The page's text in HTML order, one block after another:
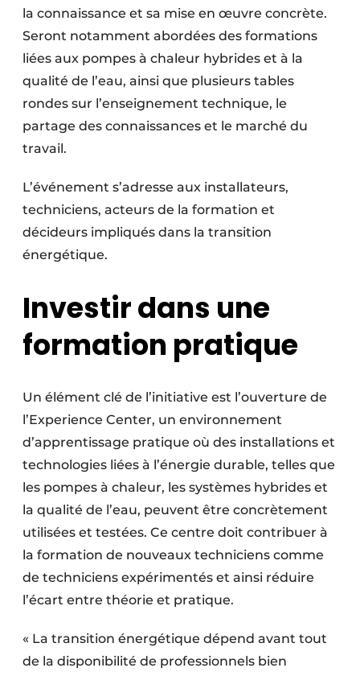
la connaissance et sa mise en œuvre concrète.
Seront notamment abordées des formations
liées aux pompes à chaleur hybrides et à la
qualité de l’eau, ainsi que plusieurs tables
rondes sur l’enseignement technique, le
partage des connaissances et le marché du
travail.
L’événement s’adresse aux installateurs,
techniciens, acteurs de la formation et
décideurs impliqués dans la transition
énergétique.
Investir dans une
formation pratique
Un élément clé de l’initiative est l’ouverture de
l’Experience Center, un environnement
d’apprentissage pratique où des installations et
technologies liées à l’énergie durable, telles que
les pompes à chaleur, les systèmes hybrides et
la qualité de l’eau, peuvent être concrètement
utilisées et testées. Ce centre doit contribuer à
la formation de nouveaux techniciens comme
de techniciens expérimentés et ainsi réduire
l’écart entre théorie et pratique.
« La transition énergétique dépend avant tout
de la disponibilité de professionnels bien